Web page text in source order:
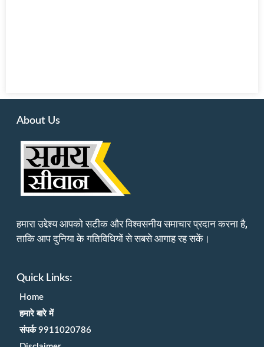
About Us
हमारा उद्देश्य आपको सटीक और विश्वसनीय समाचार प्रदान करना है,
ताकि आप दुनिया के गतिविधियों से सबसे आगाह रह सकें।
Quick Links:
Home
हमारे बारे में
संपर्क 9911020786